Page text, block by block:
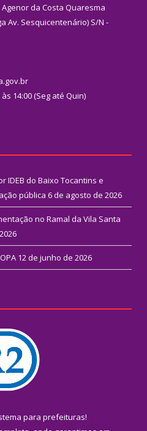
da Costa Quaresma
Av. Sesquicentenário) S/N -
14:00 (Seg até Quin)
IDEB do Baixo Tocantins e
pública 6 de agosto de 2026
no Ramal da Vila Santa
12 de junho de 2026
para prefeituras!